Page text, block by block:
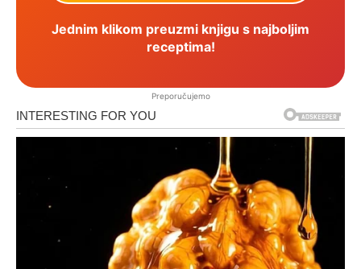
Jednim klikom preuzmi knjigu s najboljim
receptima!
Preporučujemo